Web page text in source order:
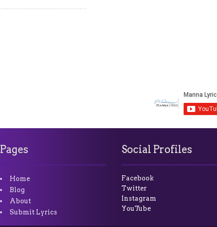
Pages
Home
Blog
About
Submit Lyrics
Social Profiles
Facebook
Twitter
Instagram
YouTube